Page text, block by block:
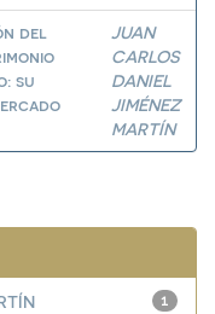
del
su
JUAN
CARLOS
DANIEL
JIMÉNEZ
MARTÍN
1